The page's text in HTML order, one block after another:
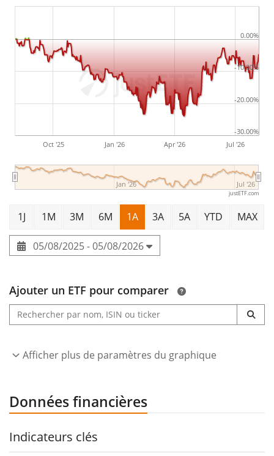
Oct '25 Jan '26 Apr '26 Jul '26
Jan '26 Jul '26
-30.00%
-20.00%
-10.00%
0.00%
justETF.com
1J 1M 3M 6M 1A 3A 5A YTD MAX
05/08/2025 - 05/08/2026
Ajouter un ETF pour comparer
Afficher plus de paramètres du graphique
Données financières
Indicateurs clés